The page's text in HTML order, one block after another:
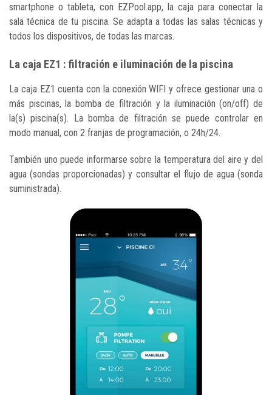
smartphone o tableta, con EZPool.app, la caja para conectar la
sala técnica de tu piscina. Se adapta a todas las salas técnicas y
todos los dispositivos, de todas las marcas.
La caja EZ1 : filtración e iluminación de la piscina
La caja EZ1 cuenta con la conexión WIFI y ofrece gestionar una o
más piscinas, la bomba de filtración y la iluminación (on/off) de
la(s) piscina(s). La bomba de filtración se puede controlar en
modo manual, con 2 franjas de programación, o 24h/24.
También uno puede informarse sobre la temperatura del aire y del
agua (sondas proporcionadas) y consultar el flujo de agua (sonda
suministrada).